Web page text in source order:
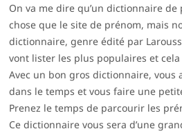
On va me dire qu’un dictionnaire
chose que le site de prénom, mais
dictionnaire, genre édité par
vont lister les plus populaires et
Avec un bon gros dictionnaire, vous
dans le temps et vous faire une
Prenez le temps de parcourir les
Ce dictionnaire vous sera d’une